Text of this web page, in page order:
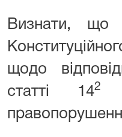
Визнати, що
щодо
статті 142